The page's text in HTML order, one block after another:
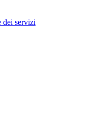
dei servizi